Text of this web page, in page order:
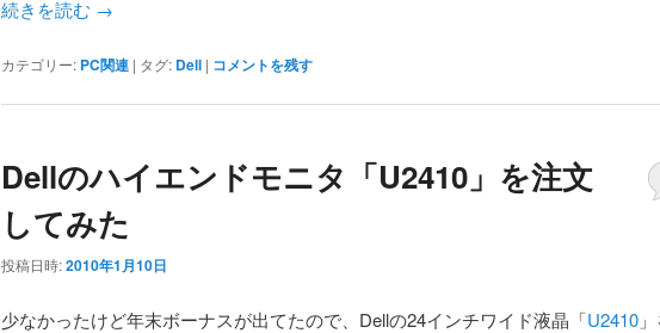
続きを読む →
カテゴリー: PC関連 | タグ: Dell | コメントを残す
Dellのハイエンドモニタ「U2410」を注文
してみた
投稿日時:2010年1月10日
少なかったけど年末ボーナスが出てたので、Dellの24インチワイド液晶「U2410